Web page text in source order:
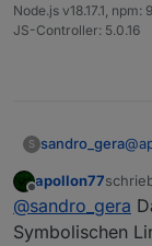
Node.js v18.17.1, npm:
JS-Controller: 5.0.16
S sandro_gera@
Offline
apollon77
@sandro_gera
Symbolischen